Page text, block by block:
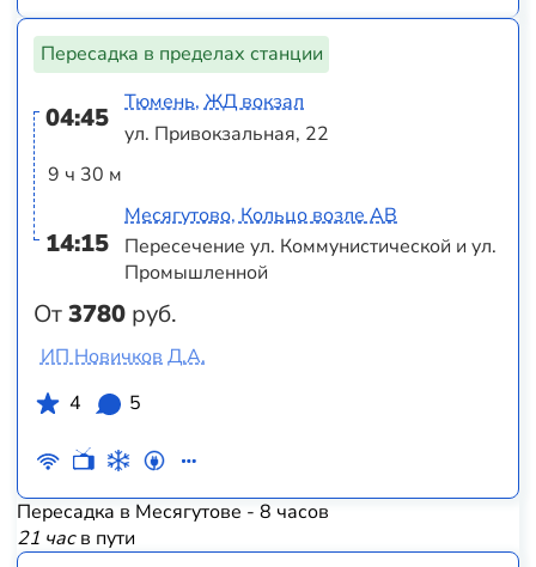
Пересадка в пределах станции
04:45
9 ч 30 м
14:15
От3780 руб.
Тюмень, ЖД вокзал
ул. Привокзальная, 22
Месягутово, Кольцо возле АВ
Пересечение ул. Коммунистической и ул.
Промышленной
ИП Новичков Д.А.
4
5
Пересадка в Месягутове - 8 часов
21 часв пути